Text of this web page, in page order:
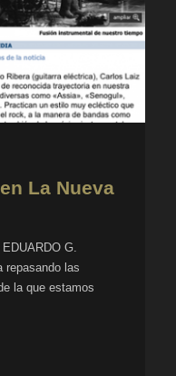
La Nueva
G.
repasando las
la que estamos